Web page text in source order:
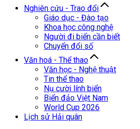
Nghiên cứu - Trao đổi
Giáo dục - Đào tạo
Khoa học công nghệ
Người đi biển cần biết
Chuyển đổi số
Văn hoá - Thể thao
Văn học - Nghệ thuật
Tin thể thao
Nụ cười lính biển
Biển đảo Việt Nam
World Cup 2026
Lịch sử Hải quân